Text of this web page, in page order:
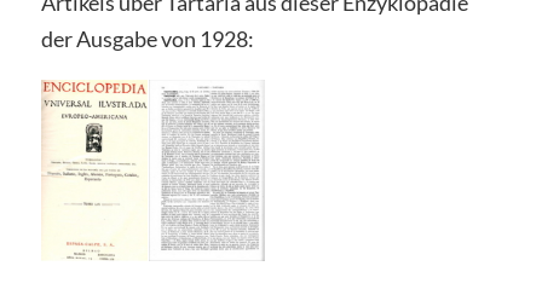
der Ausgabe von 1928: